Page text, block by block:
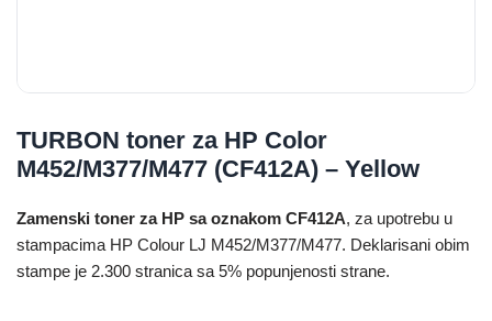
TURBON toner za HP Color
M452/M377/M477 (CF412A) – Yellow
Zamenski toner za HP sa oznakom CF412A, za upotrebu u
stampacima HP Colour LJ M452/M377/M477. Deklarisani obim
stampe je 2.300 stranica sa 5% popunjenosti strane.